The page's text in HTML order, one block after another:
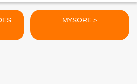
MYSORE >